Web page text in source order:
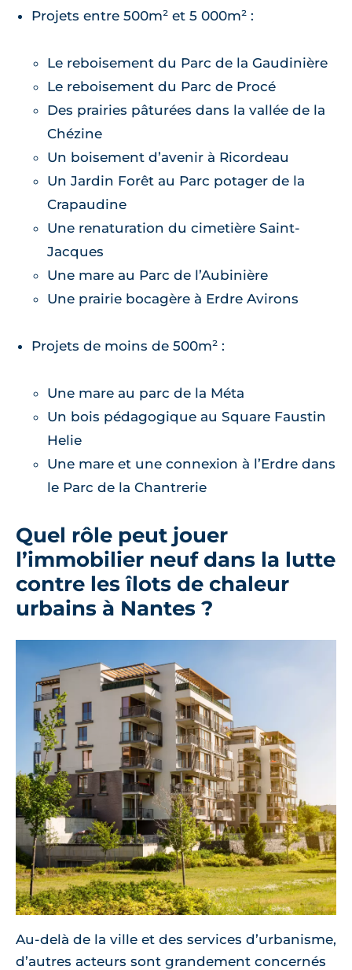
Projets entre 500m² et 5 000m² :
Le reboisement du Parc de la Gaudinière
Le reboisement du Parc de Procé
Des prairies pâturées dans la vallée de la
Chézine
Un boisement d’avenir à Ricordeau
Un Jardin Forêt au Parc potager de la
Crapaudine
Une renaturation du cimetière Saint-
Jacques
Une mare au Parc de l’Aubinière
Une prairie bocagère à Erdre Avirons
Projets de moins de 500m² :
Une mare au parc de la Méta
Un bois pédagogique au Square Faustin
Helie
Une mare et une connexion à l’Erdre dans
le Parc de la Chantrerie
Quel rôle peut jouer
l’immobilier neuf dans la lutte
contre les îlots de chaleur
urbains à Nantes ?
Au-delà de la ville et des services d’urbanisme,
d’autres acteurs sont grandement concernés